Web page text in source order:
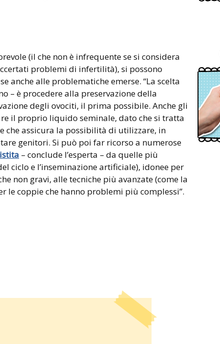
(il che non è infrequente se si considera
problemi di infertilità), si possono
anche alle problematiche emerse. “La scelta
– è procedere alla preservazione della
degli ovociti, il prima possibile. Anche gli
il proprio liquido seminale, dato che si tratta
che assicura la possibilità di utilizzare, in
genitori. Si può poi far ricorso a numerose
– conclude l’esperta – da quelle più
ciclo e l’inseminazione artificiale), idonee per
non gravi, alle tecniche più avanzate (come la
le coppie che hanno problemi più complessi”.